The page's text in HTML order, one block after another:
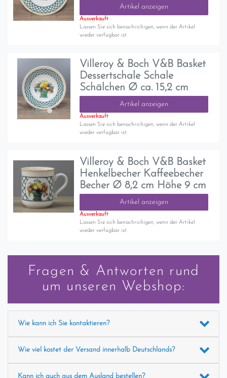
Artikel anzeigen
Ausverkauft
Lassen Sie sich benachrichigen, wenn der Artikel
wieder verfügbar ist.
Villeroy & Boch V&B Basket
Dessertschale Schale
Schälchen Ø ca. 15,2 cm
Artikel anzeigen
Ausverkauft
Lassen Sie sich benachrichigen, wenn der Artikel
wieder verfügbar ist.
Villeroy & Boch V&B Basket
Henkelbecher Kaffeebecher
Becher Ø 8,2 cm Höhe 9 cm
Artikel anzeigen
Ausverkauft
Lassen Sie sich benachrichigen, wenn der Artikel
wieder verfügbar ist.
Fragen & Antworten rund
um unseren Webshop:
Wie kann ich Sie kontaktieren?
Wie viel kostet der Versand innerhalb Deutschlands?
Kann ich auch aus dem Ausland bestellen?